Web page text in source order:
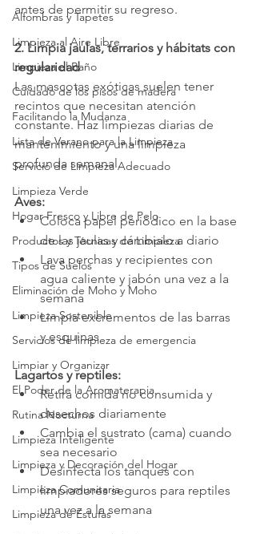
Alfombras y Tapetes
Limpieza al Aire Libre
Limpieza el Baño
Cuidado de los pisos de madera
Facilitando la Mudanza
Lista de Verano para la Limpieza
Servicio de Limpieza Adecuado
Limpieza Verde
Hogar Fresco y Libre de Pelo
Productos y Técnicas de Limpieza
Tipos de Suelos
Eliminación de Moho y Moho
Limpieza Sostenible
Servicios de limpieza de emergencia
Limpiar y Organizar
El Poder de la Aromaterapia
Rutina Nocturna
Limpieza Inteligente
Limpieza y Decoración del Hogar
Limpieza Comunitaria
Limpieza de Estufas
antes de permitir su regreso.
2. Limpia jaulas, terrarios y hábitats con
regularidad
Las mascotas exóticas suelen tener
recintos que necesitan atención
constante. Haz limpiezas diarias de
mantenimiento y una limpieza
profunda semanal.
Aves:
Coloca papel periódico en la base
de las jaulas y cámbialo a diario
Lava perchas y recipientes con
agua caliente y jabón una vez a la
semana
Limpia excrementos de las barras
y esquinas
Lagartos y reptiles:
Retira comida no consumida y
desechos diariamente
Cambia el sustrato (cama) cuando
sea necesario
Desinfecta los tanques con
limpiadores seguros para reptiles
una vez a la semana